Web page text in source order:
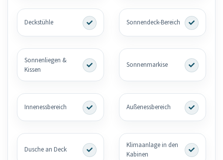
Deckstühle Sonnendeck-Bereich
Sonnenliegen &
Kissen
Sonnenmarkise
Innenessbereich Außenessbereich
Dusche an Deck
Klimaanlage in den
Kabinen